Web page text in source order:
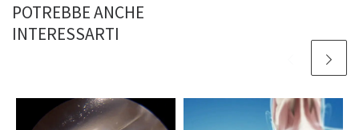
POTREBBE ANCHE
INTERESSARTI